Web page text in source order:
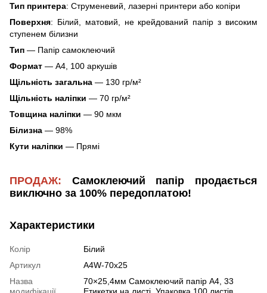
Тип принтера: Струменевий, лазерні принтери або копіри
Поверхня: Білий, матовий, не крейдований папір з високим
ступенем білизни
Тип — Папір самоклеючий
Формат — А4, 100 аркушів
Щільність загальна — 130 гр/м²
Щільність наліпки — 70 гр/м²
Товщина наліпки — 90 мкм
Білизна — 98%
Кути наліпки — Прямі
ПРОДАЖ: Самоклеючий папір продається
виключно за 100% передоплатою!
Характеристики
Колір
Білий
Артикул
A4W-70x25
Назва
70×25,4мм Самоклеючий папір А4, 33